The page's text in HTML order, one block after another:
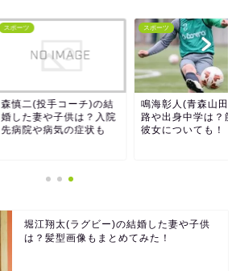
スポーツ
森慎二(投手コーチ)の結
婚した妻や子供は？入院
先病院や病気の症状も
スポーツ
鳴海彰人(青森山田)
路や出身中学は？筋
彼女についても！
堀江翔太(ラグビー)の結婚した妻や子供
は？髪型画像もまとめてみた！